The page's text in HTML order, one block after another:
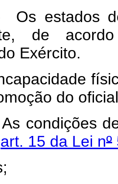
Os estados
de
Exército.
do
condições
art. 15 da Lei nº